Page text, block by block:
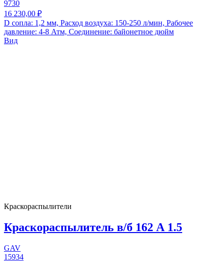
9730
16 230,00 ₽
D сопла: 1,2 мм, Расход воздуха: 150-250 л/мин, Рабочее
давление: 4-8 Атм, Соединение: байонетное дюйм
Вид
Краскораспылители
Краскораспылитель в/б 162 А 1.5
GAV
15934